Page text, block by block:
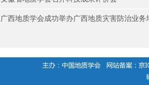
广西地质学会成功举办广西地质灾害防治业务